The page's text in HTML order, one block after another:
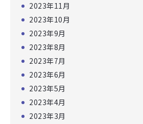
2023年11月
2023年10月
2023年9月
2023年8月
2023年7月
2023年6月
2023年5月
2023年4月
2023年3月